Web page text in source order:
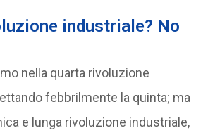
industriale? No
nella quarta rivoluzione
febbrilmente la quinta; ma
e lunga rivoluzione industriale,